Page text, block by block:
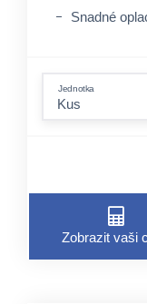
Snadné
Jednotka
Zobrazit vaši